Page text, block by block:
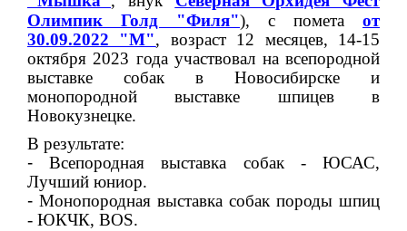
Олимпик Голд "Филя"), с помета от
30.09.2022 "М", возраст 12 месяцев, 14-15
октября 2023 года участвовал на всепородной
выставке собак в Новосибирске и
монопородной выставке шпицев в
Новокузнецке.
В результате:
- Всепородная выставка собак - ЮСАС,
Лучший юниор.
- Монопородная выставка собак породы шпиц
- ЮКЧК, BOS.